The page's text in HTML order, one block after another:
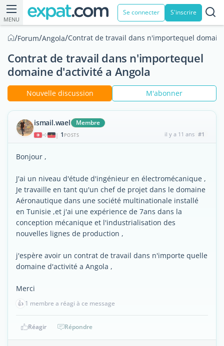
MENU
Se connecter S'inscrire
/Forum/Angola/Contrat de travail dans n'importequel
Contrat de travail dans n'importequel
domaine d'activité a Angola
Nouvelle discussion M'abonner
ismail.wael Membre
| 1 POSTS il y a 11 ans #1
Bonjour ,
J'ai un niveau d'étude d'ingénieur en électromécanique ,
Je travaille en tant qu'un chef de projet dans le domaine
Aéronautique dans une société multinationale installé
en Tunisie ,et j'ai une expérience de 7ans dans la
conception mécanique et l'industrialisation des
nouvelles lignes de production ,
j'espère avoir un contrat de travail dans n'importe quelle
domaine d'activité a Angola ,
Merci
👍 1 membre a réagi à ce message
Réagir Répondre